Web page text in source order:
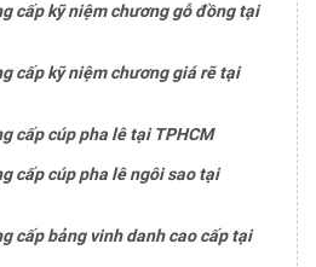
cấp kỹ niệm chương gỗ đồng tại
cấp kỹ niệm chương giá rẽ tại
cấp cúp pha lê tại TPHCM
cấp cúp pha lê ngôi sao tại
cấp bảng vinh danh cao cấp tại